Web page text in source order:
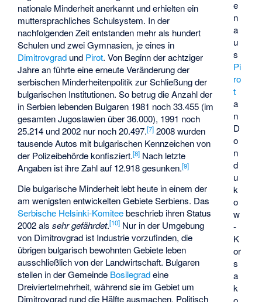
e
n
a
u
s
Pi
ro
t
a
n
D
o
n
d
u
k
o
w
-
K
or
s
a
k
nationale Minderheit anerkannt und erhielten ein
muttersprachliches Schulsystem. In der
nachfolgenden Zeit entstanden mehr als hundert
Schulen und zwei Gymnasien, je eines in
Dimitrovgrad und Pirot. Von Beginn der achtziger
Jahre an führte eine erneute Veränderung der
serbischen Minderheitenpolitik zur Schließung der
bulgarischen Institutionen. So betrug die Anzahl der
in Serbien lebenden Bulgaren 1981 noch 33.455 (im
gesamten Jugoslawien über 36.000), 1991 noch
25.214 und 2002 nur noch 20.497.[7] 2008 wurden
tausende Autos mit bulgarischen Kennzeichen von
der Polizeibehörde konfisziert.[8] Nach letzte
Angaben ist ihre Zahl auf 12.918 gesunken.[9]
Die bulgarische Minderheit lebt heute in einem der
am wenigsten entwickelten Gebiete Serbiens. Das
Serbische Helsinki-Komiteebeschrieb ihren Status
2002 alssehr gefährdet.[10] Nur in der Umgebung
von Dimitrovgrad ist Industrie vorzufinden, die
übrigen bulgarisch bewohnten Gebiete leben
ausschließlich von der Landwirtschaft. Bulgaren
stellen in der Gemeinde Bosilegradeine
Dreiviertelmehrheit, während sie im Gebiet um
Dimitrovgrad rund die Hälfte ausmachen. Politisch